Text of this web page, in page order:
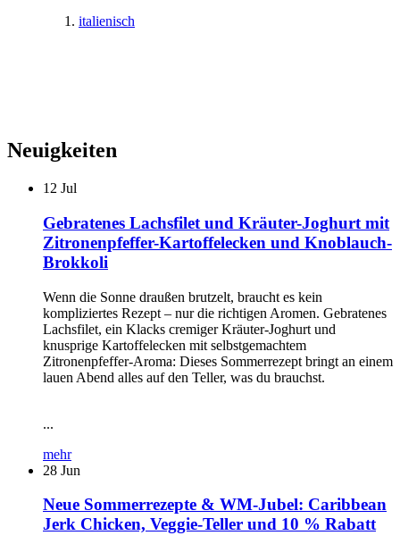
italienisch
Neuigkeiten
12 Jul
Gebratenes Lachsfilet und Kräuter-Joghurt mit
Zitronenpfeffer-Kartoffelecken und Knoblauch-
Brokkoli
Wenn die Sonne draußen brutzelt, braucht es kein
kompliziertes Rezept – nur die richtigen Aromen. Gebratenes
Lachsfilet, ein Klacks cremiger Kräuter-Joghurt und
knusprige Kartoffelecken mit selbstgemachtem
Zitronenpfeffer-Aroma: Dieses Sommerrezept bringt an einem
lauen Abend alles auf den Teller, was du brauchst.
...
mehr
28 Jun
Neue Sommerrezepte & WM-Jubel: Caribbean
Jerk Chicken, Veggie-Teller und 10 % Rabatt